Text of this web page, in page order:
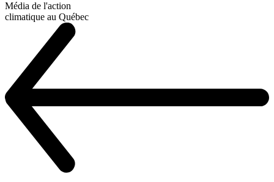
Média de l'action
climatique au Québec